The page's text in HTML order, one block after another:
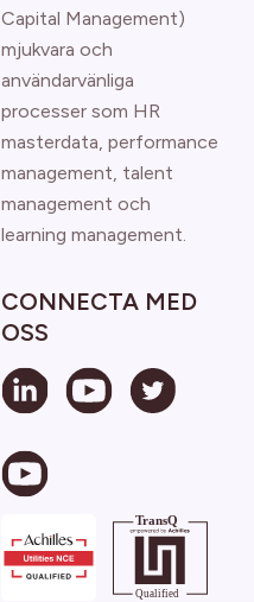
Capital Management)
mjukvara och
användarvänliga
processer som HR
masterdata, performance
management, talent
management och
learning management.
CONNECTA MED
OSS